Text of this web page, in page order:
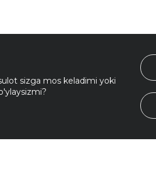
sizga mos keladimi yoki